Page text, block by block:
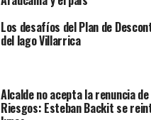
Los desafíos del Plan de
del lago Villarrica
Alcalde no acepta la renuncia
Riesgos: Esteban Backit se